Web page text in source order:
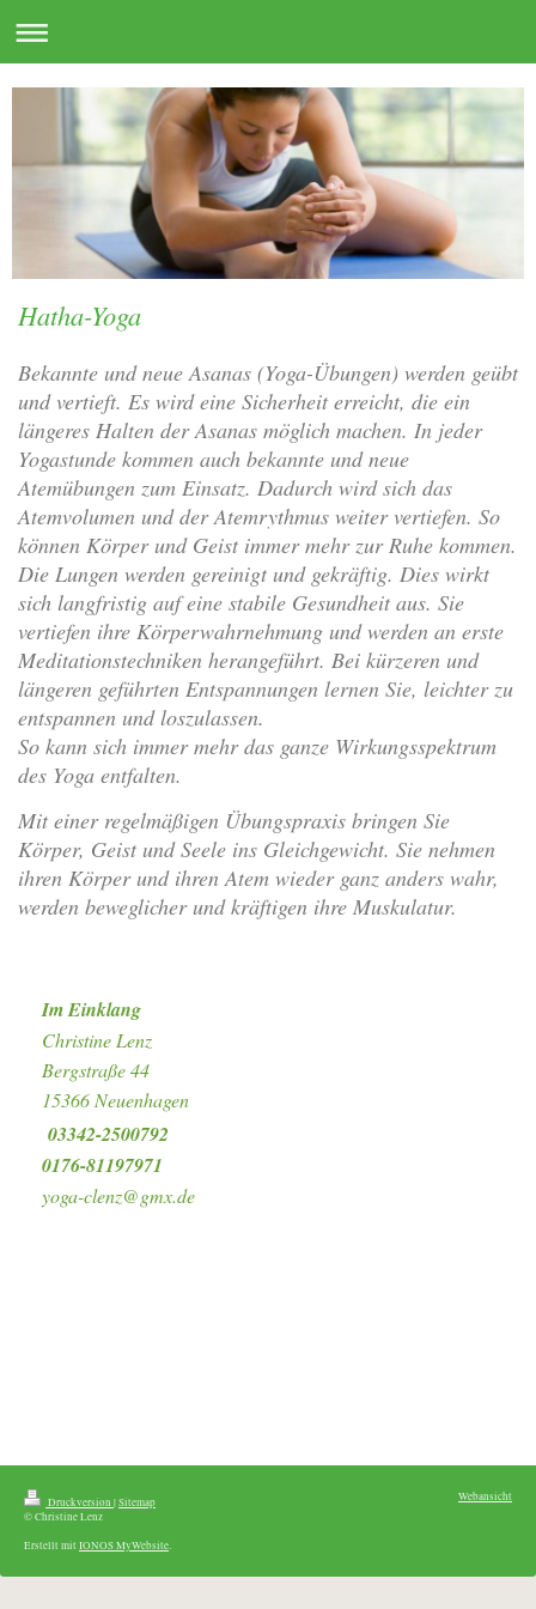
Hatha-Yoga
Bekannte und neue Asanas (Yoga-Übungen) werden geübt
und vertieft. Es wird eine Sicherheit erreicht, die ein
längeres Halten der Asanas möglich machen. In jeder
Yogastunde kommen auch bekannte und neue
Atemübungen zum Einsatz. Dadurch wird sich das
Atemvolumen und der Atemrythmus weiter vertiefen. So
können Körper und Geist immer mehr zur Ruhe kommen.
Die Lungen werden gereinigt und gekräftig. Dies wirkt
sich langfristig auf eine stabile Gesundheit aus. Sie
vertiefen ihre Körperwahrnehmung und werden an erste
Meditationstechniken herangeführt. Bei kürzeren und
längeren geführten Entspannungen lernen Sie, leichter zu
entspannen und loszulassen.
So kann sich immer mehr das ganze Wirkungsspektrum
des Yoga entfalten.
Mit einer regelmäßigen Übungspraxis bringen Sie
Körper, Geist und Seele ins Gleichgewicht. Sie nehmen
ihren Körper und ihren Atem wieder ganz anders wahr,
werden beweglicher und kräftigen ihre Muskulatur.
Im Einklang
Christine Lenz
Bergstraße 44
15366 Neuenhagen
03342-2500792
0176-81197971
yoga-clenz@gmx.de
Druckversion |Sitemap
© Christine Lenz
Erstellt mitIONOS MyWebsite.
Webansicht